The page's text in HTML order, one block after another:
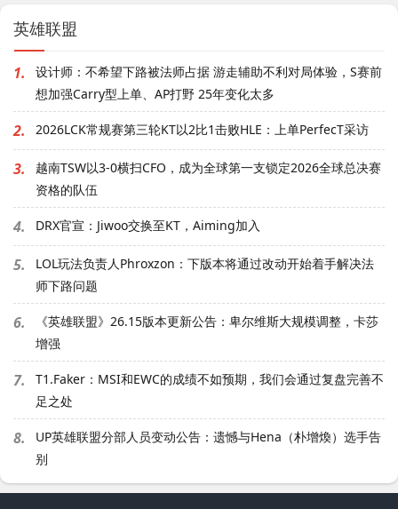
英雄联盟
1.
设计师：不希望下路被法师占据 游走辅助不利对局体验，S赛前
想加强Carry型上单、AP打野 25年变化太多
2. 2026LCK常规赛第三轮KT以2比1击败HLE：上单PerfecT采访
3.
越南TSW以3-0横扫CFO，成为全球第一支锁定2026全球总决赛
资格的队伍
4. DRX官宣：Jiwoo交换至KT，Aiming加入
5.
LOL玩法负责人Phroxzon：下版本将通过改动开始着手解决法
师下路问题
6.
《英雄联盟》26.15版本更新公告：卑尔维斯大规模调整，卡莎
增强
7.
T1.Faker：MSI和EWC的成绩不如预期，我们会通过复盘完善不
足之处
8.
UP英雄联盟分部人员变动公告：遗憾与Hena（朴增煥）选手告
别